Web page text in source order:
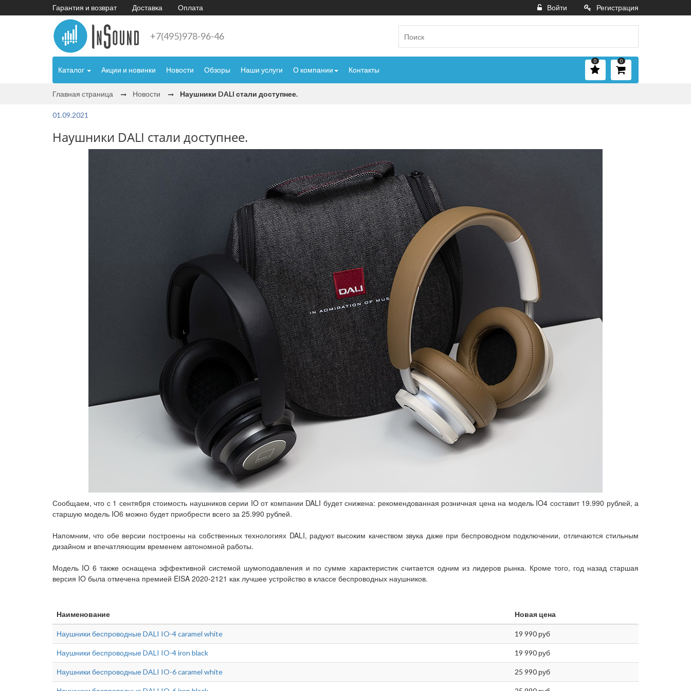
Гарантия и возврат Доставка Оплата Войти Регистрация
+7(495)978-96-46
Каталог Акции и новинки Новости Обзоры Наши услуги О компании Контакты
0
0
Главная страница Новости Наушники DALI стали доступнее.
01.09.2021
Наушники DALI стали доступнее.
Сообщаем, что с 1 сентября стоимость наушников серии IO от компании DALI будет снижена: рекомендованная розничная цена на модель IO4 составит 19.990 рублей, а
старшую модель IO6 можно будет приобрести всего за 25.990 рублей.
Напомним, что обе версии построены на собственных технологиях DALI, радуют высоким качеством звука даже при беспроводном подключении, отличаются стильным
дизайном и впечатляющим временем автономной работы.
Модель IO 6 также оснащена эффективной системой шумоподавления и по сумме характеристик считается одним из лидеров рынка. Кроме того, год назад старшая
версия IO была отмечена премией EISA 2020-2121 как лучшее устройство в классе беспроводных наушников.
Наименование Новая цена
Наушники беспроводные DALI IO-4 caramel white 19 990 руб
Наушники беспроводные DALI IO-4 iron black 19 990 руб
Наушники беспроводные DALI IO-6 caramel white 25 990 руб